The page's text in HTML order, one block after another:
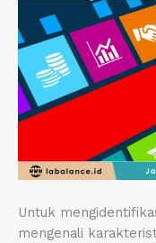
Untuk
mengenali